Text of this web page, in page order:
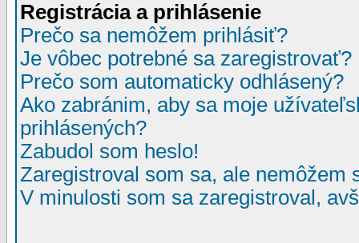
Registrácia a prihlásenie
Prečo sa nemôžem prihlásiť?
Je vôbec potrebné sa zaregistrovať?
Prečo som automaticky odhlásený?
Ako zabránim, aby sa moje
prihlásených?
Zabudol som heslo!
Zaregistroval som sa, ale nemôžem
V minulosti som sa zaregistroval,